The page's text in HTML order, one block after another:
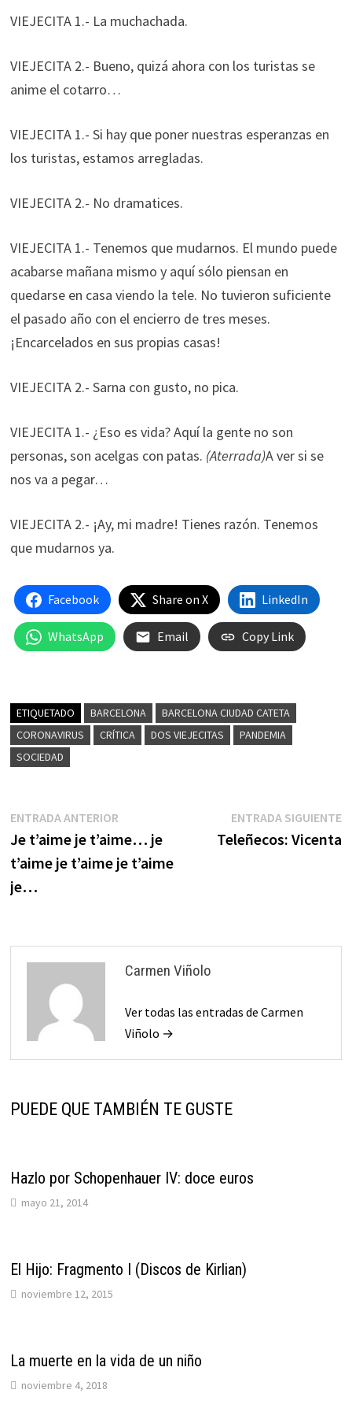
VIEJECITA 1.- La muchachada.
VIEJECITA 2.- Bueno, quizá ahora con los turistas se
anime el cotarro…
VIEJECITA 1.- Si hay que poner nuestras esperanzas en
los turistas, estamos arregladas.
VIEJECITA 2.- No dramatices.
VIEJECITA 1.- Tenemos que mudarnos. El mundo puede
acabarse mañana mismo y aquí sólo piensan en
quedarse en casa viendo la tele. No tuvieron suficiente
el pasado año con el encierro de tres meses.
¡Encarcelados en sus propias casas!
VIEJECITA 2.- Sarna con gusto, no pica.
VIEJECITA 1.- ¿Eso es vida? Aquí la gente no son
personas, son acelgas con patas. (Aterrada)A ver si se
nos va a pegar…
VIEJECITA 2.- ¡Ay, mi madre! Tienes razón. Tenemos
que mudarnos ya.
Facebook Share on X LinkedIn
WhatsApp Email Copy Link
ETIQUETADO BARCELONA
BARCELONA CIUDAD CATETA
CORONAVIRUS
CRÍTICA DOS VIEJECITAS
PANDEMIA
SOCIEDAD
Navegación
de
entradas
ENTRADA ANTERIOREntrada
anterior:
Je t’aime je t’aime… je
t’aime je t’aime je t’aime
je…
ENTRADA SIGUIENTE
Teleñecos: Vicenta
Carmen Viñolo
Ver todas las entradas de Carmen
Viñolo →
PUEDE QUE TAMBIÉN TE GUSTE
Hazlo por Schopenhauer IV: doce euros
mayo 21, 2014
El Hijo: Fragmento I (Discos de Kirlian)
noviembre 12, 2015
La muerte en la vida de un niño
noviembre 4, 2018